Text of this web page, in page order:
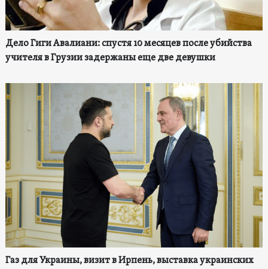
Дело Гиги Авалиани: спустя 10 месяцев после убийства
учителя в Грузии задержаны еще две девушки
Газ для Украины, визит в Ирпень, выставка украинских